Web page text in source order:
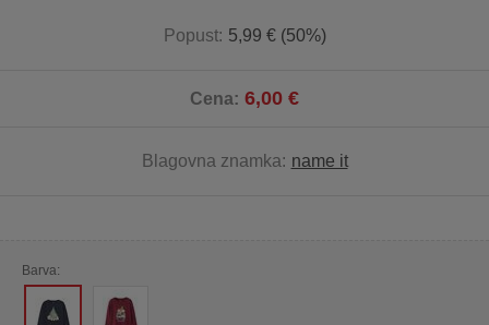
Popust: 5,99 € (50%)
Cena: 6,00 €
Blagovna znamka: name it
Barva: